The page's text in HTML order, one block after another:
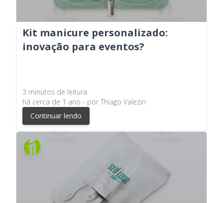
Kit manicure personalizado:
inovação para eventos?
3 minutos de leitura
há cerca de 1 ano - por Thiago Valezin
Continuar lendo